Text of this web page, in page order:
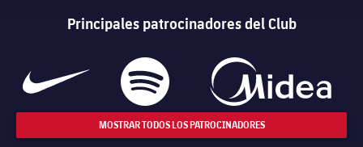
Principales patrocinadores del Club
MOSTRAR TODOS LOS PATROCINADORES